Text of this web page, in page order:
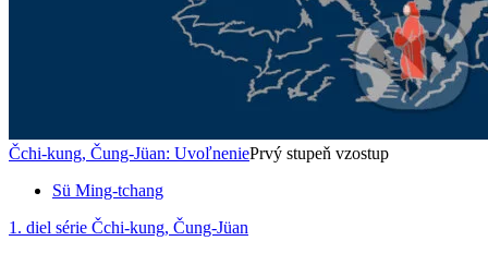
Čchi-kung, Čung-Jüan: UvoľneniePrvý stupeň vzostup
Sü Ming-tchang
1. diel série Čchi-kung, Čung-Jüan